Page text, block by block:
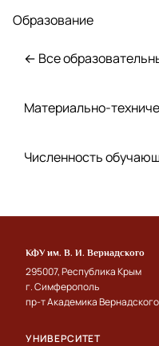
Образование
← Все
Материально-
Численность
КФУ им. В. И. Вернадского
295007, Республика Крым
г. Симферополь
пр-т Академика
УНИВЕРСИТЕТ